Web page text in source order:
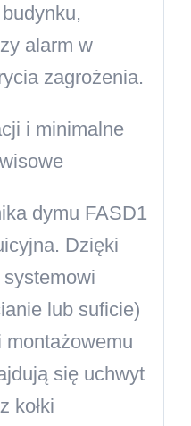
alarm w
zagrożenia.
i minimalne
dymu FASD1
Dzięki
lub suficie)
montażowemu
się uchwyt
kołki